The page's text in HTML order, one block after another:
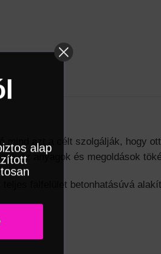
mind azt a célt szolgálják, hogy
az anyagok és megoldások
falfelület betonhatásúvá
alap